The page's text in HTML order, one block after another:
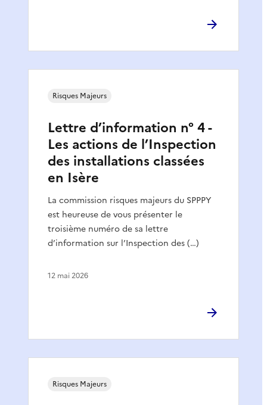
Lettre d’information n° 4 -
Les actions de l’Inspection
des installations classées
en Isère
La commission risques majeurs du SPPPY
est heureuse de vous présenter le
troisième numéro de sa lettre
d’information sur l’Inspection des (…)
Risques Majeurs
12 mai 2026
Risques Majeurs